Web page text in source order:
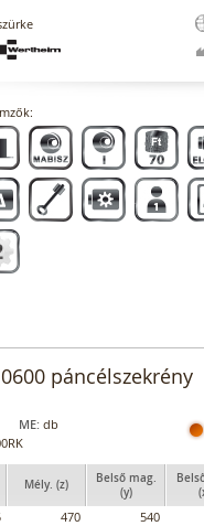
páncélszekrény
ME: db
Mély. (z)
Belső mag.
(y)
470 540